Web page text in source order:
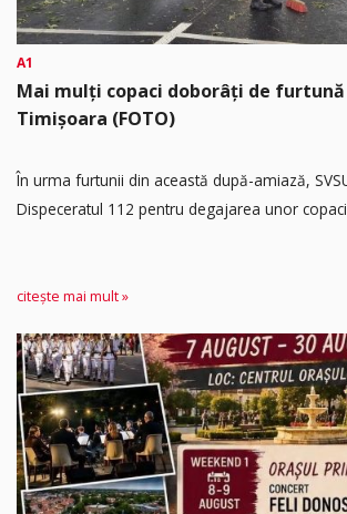
A1
Mai mulți copaci doborâți de furtună
Timișoara (FOTO)
În urma furtunii din această după-amiază,
Dispeceratul 112 pentru degajarea unor
citește mai mult »